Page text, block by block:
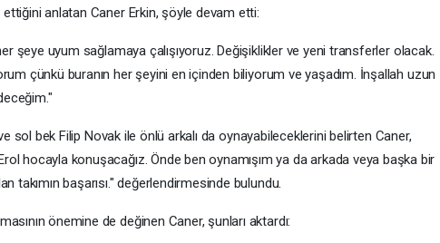
anlatan Caner Erkin, şöyle devam etti:
şeye uyum sağlamaya çalışıyoruz. Değişiklikler ve yeni transferler olacak.
çünkü buranın her şeyini en içinden biliyorum ve yaşadım. İnşallah uzun
sol bek Filip Novak ile önlü arkalı da oynayabileceklerini belirten Caner,
hocayla konuşacağız. Önde ben oynamışım ya da arkada veya başka bir
takımın başarısı." değerlendirmesinde bulundu.
önemine de değinen Caner, şunları aktardı: